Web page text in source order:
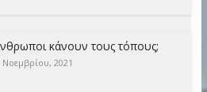
κάνουν τους τόπους;
Νοεμβρίου, 2021